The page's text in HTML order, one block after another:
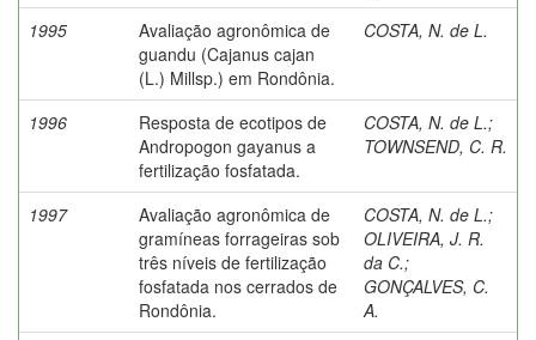
1995
Avaliação agronômica de
guandu (Cajanus cajan
(L.) Millsp.) em Rondônia.
COSTA, N. de L.
1996
Resposta de ecotipos de
Andropogon gayanus a
fertilização fosfatada.
COSTA, N. de L.;
TOWNSEND, C. R.
1997
Avaliação agronômica de
gramíneas forrageiras sob
três níveis de fertilização
fosfatada nos cerrados de
Rondônia.
COSTA, N. de L.;
OLIVEIRA, J. R.
da C.;
GONÇALVES, C.
A.